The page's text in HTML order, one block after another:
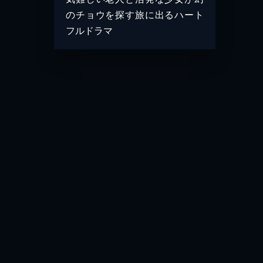
のチョウを探す旅に出るハート
フルドラマ